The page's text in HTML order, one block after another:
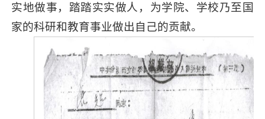
实地做事，踏踏实实做人，为学院、学校乃至国
家的科研和教育事业做出自己的贡献。